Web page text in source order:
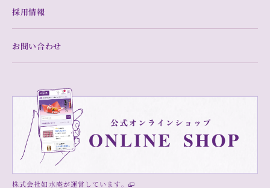
採用情報
お問い合わせ
株式会社如水庵が運営しています。